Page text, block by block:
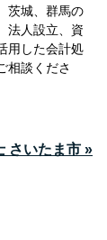
茨城、群馬の
法人設立、資
用した会計処
相談くださ
さいたま市 »